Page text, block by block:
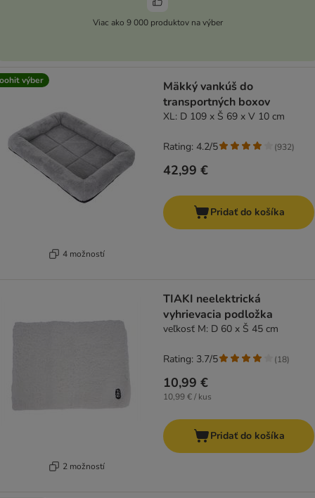
Viac ako 9 000 produktov na výber
výber
4 možností
Mäkký vankúš do
transportných boxov
XL: D 109 x Š 69 x V 10 cm
42,99 €
Rating: 4.2/5 (932)
Pridať do košíka
2 možností
TIAKI neelektrická
vyhrievacia podložka
veľkosť M: D 60 x Š 45 cm
10,99 €
10,99 € / kus
Rating: 3.7/5 (18)
Pridať do košíka